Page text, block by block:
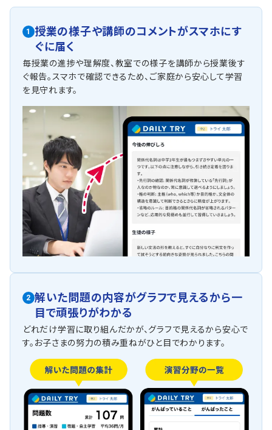
1
授業の様子や講師のコメントがスマホにす
ぐに届く
毎授業の進捗や理解度、教室での様子を講師から授業後す
ぐ報告。スマホで確認できるため、ご家庭から安心して学習
を見守れます。
2 解いた問題の内容がグラフで見えるから一
目で頑張りがわかる
どれだけ学習に取り組んだかが、グラフで見えるから安心で
す。お子さまの努力の積み重ねがひと目でわかります。